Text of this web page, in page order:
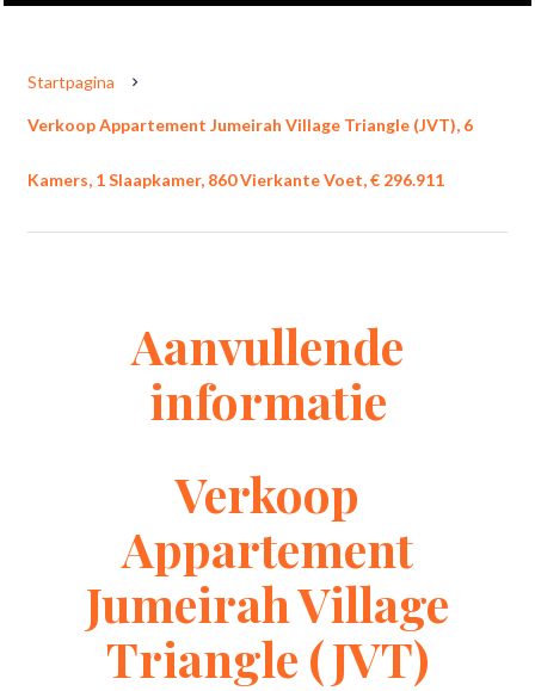
Startpagina
Verkoop Appartement Jumeirah Village Triangle (JVT), 6
Kamers, 1 Slaapkamer, 860 Vierkante Voet, € 296.911
Aanvullende
informatie
Verkoop
Appartement
Jumeirah Village
Triangle (JVT)